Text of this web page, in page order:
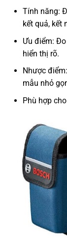
Tính năng:
kết quả, kết
Ưu điểm:
hiển thị rõ.
Nhược
mẫu nhỏ
Phù hợp